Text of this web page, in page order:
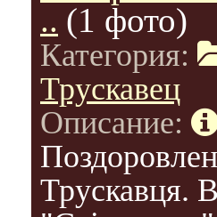
.. (1 фото)
Категория:
Трускавец
Описание:
Трускавця.